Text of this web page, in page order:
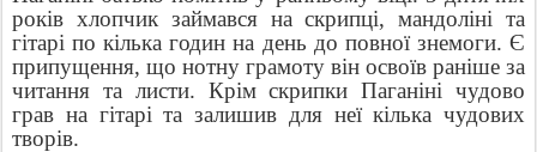
років хлопчик займався на скрипці, мандоліні та
гітарі по кілька годин на день до повної знемоги. Є
припущення, що нотну грамоту він освоїв раніше за
читання та листи. Крім скрипки Паганіні чудово
грав на гітарі та залишив для неї кілька чудових
творів.